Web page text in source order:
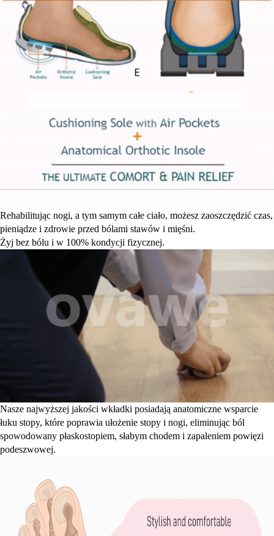
Rehabilitując nogi, a tym samym całe ciało, możesz zaoszczędzić czas,
pieniądze i zdrowie przed bólami stawów i mięśni.
Żyj bez bólu i w 100% kondycji fizycznej.
Nasze najwyższej jakości wkładki posiadają anatomiczne wsparcie
łuku stopy, które poprawia ułożenie stopy i nogi, eliminując ból
spowodowany płaskostopiem, słabym chodem i zapaleniem powięzi
podeszwowej.